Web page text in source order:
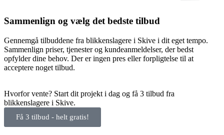
Sammenlign og vælg det bedste tilbud
Gennemgå tilbuddene fra blikkenslagere i Skive i dit eget tempo.
Sammenlign priser, tjenester og kundeanmeldelser, der bedst
opfylder dine behov. Der er ingen pres eller forpligtelse til at
acceptere noget tilbud.
Hvorfor vente? Start dit projekt i dag og få 3 tilbud fra
blikkenslagere i Skive.
Få 3 tilbud - helt gratis!